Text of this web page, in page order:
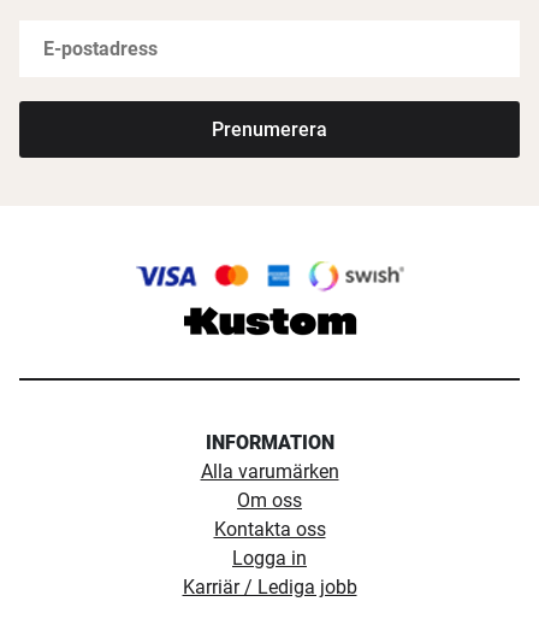
Prenumerera
INFORMATION
Alla varumärken
Om oss
Kontakta oss
Logga in
Karriär / Lediga jobb